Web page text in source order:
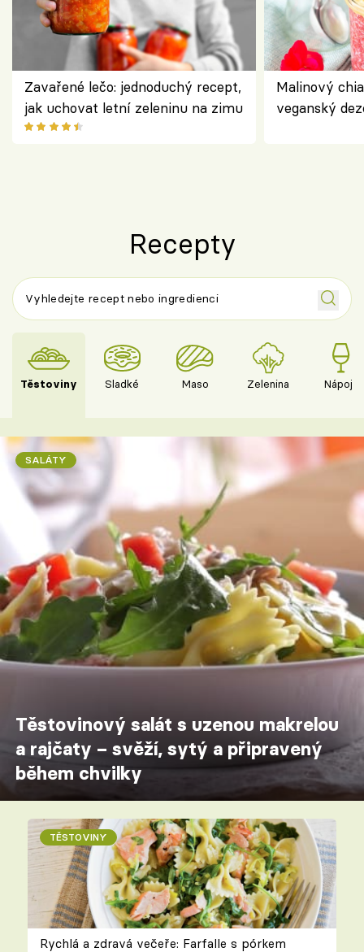
Zavařené lečo: jednoduchý recept,
jak uchovat letní zeleninu na zimu
Malinový
veganský
Recepty
Těstoviny Sladké Maso Zelenina Nápoje
SALÁTY
Těstovinový salát s uzenou makrelou
a rajčaty – svěží, sytý a připravený
během chvilky
TĚSTOVINY
Rychlá a zdravá večeře: Farfalle s pórkem